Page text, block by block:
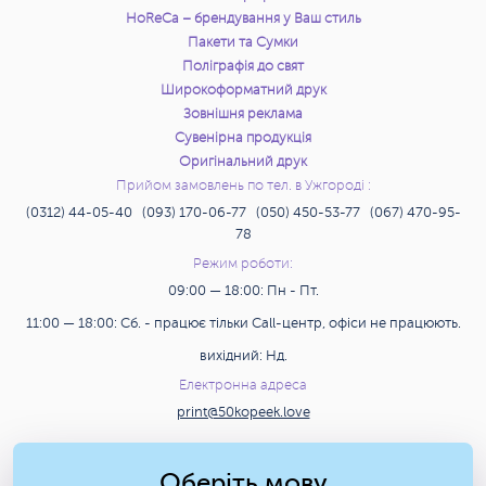
9 912 грн. Замовити
10 824 грн.
11 737 грн. Замовити
18000 шт. 12 648 грн. Замовити
13 127 грн. Замовити
19 690 грн. Замовити
Замовити
HoReCa – брендування у Ваш стиль
Пакети та Сумки
Поліграфія до свят
Широкоформатний друк
Зовнішня реклама
Сувенірна продукція
Оригінальний друк
Прийом замовлень по тел. в Ужгороді :
(0312) 44-05-40 (093) 170-06-77 (050) 450-53-77 (067) 470-95-
78
Режим роботи:
09:00 — 18:00: Пн - Пт.
11:00 — 18:00: Сб. - працює тільки Call-центр, офіси не працюють.
вихідний: Нд.
Електронна адреса
print@50kopeek.love